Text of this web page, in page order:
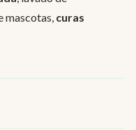
mascotas, curas